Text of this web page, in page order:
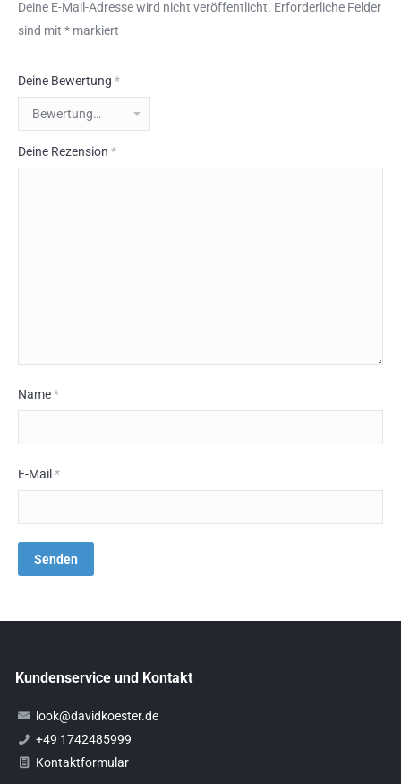
Deine E-Mail-Adresse wird nicht veröffentlicht. Erforderliche Felder
sind mit * markiert
Deine Bewertung *
Deine Rezension *
Name*
E-Mail *
Kundenservice und Kontakt
look@davidkoester.de
+49 1742485999
Kontaktformular